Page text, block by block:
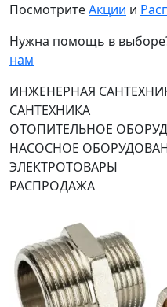
ПосмотритеАкции и
Нужна помощь в
нам
ИНЖЕНЕРНАЯ
САНТЕХНИКА
ОТОПИТЕЛЬНОЕ
НАСОСНОЕ
ЭЛЕКТРОТОВАРЫ
РАСПРОДАЖА